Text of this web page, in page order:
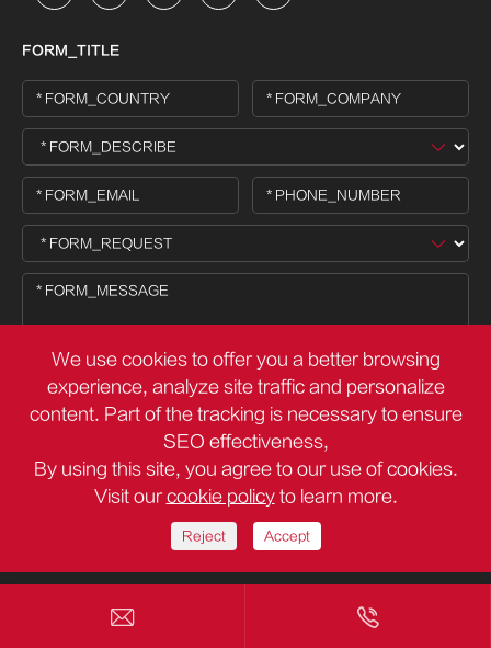
FORM_TITLE
FOOTER_COPY ©Deli Group Co.,Ltd. TY_ALL_RESERVED
Χώρος ιστοσελίδας
Πολιτική απορρήτου
 
We use cookies to offer you a better browsing
experience, analyze site traffic and personalize
content. Part of the tracking is necessary to ensure
SEO effectiveness,
By using this site, you agree to our use of cookies.
Visit our cookie policyto learn more.
Reject Accept